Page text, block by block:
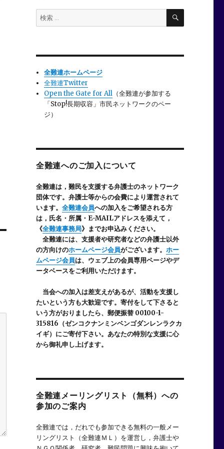
検
索:
検
全難連ホームページ
全難連Twitter
Open the Gate for All （全難連が参加する
「Stop!長期収容」市民ネットワークのペー
ジ）
全難連へのご加入について
全難連は，難民を支援する弁護士のネットワーク
団体です。弁護士等からの会費により運営されて
います。 全難連会員への加入をご希望される方
は，氏名・所属・E-MAILアドレスを添えて，
《全難連事務局》までお申込みください。
全難連には、支援者や研究者などの弁護士以外
の方向けのホームページ会員がございます。 ホー
ムページ会員は、ウェブ上の会員専用ページやデ
ータベースをご利用いただけます。
当会への加入は差支えがあるが、活動を支援し
たいという方も大歓迎です。寄付をして下さると
いう方がおりましたら、郵便振替 00100-1-
315816（ゼンコクナンミンベンゴダンレンラクカ
イギ）にご寄付下さい。あなたの特別な支援に心
から御礼申し上げます。
全難連メーリングリスト（無料）への
参加のご案内
全難連では，だれでも参加できる無料の一般メー
リングリスト（全難連ＭＬ）を運営し，弁護士や